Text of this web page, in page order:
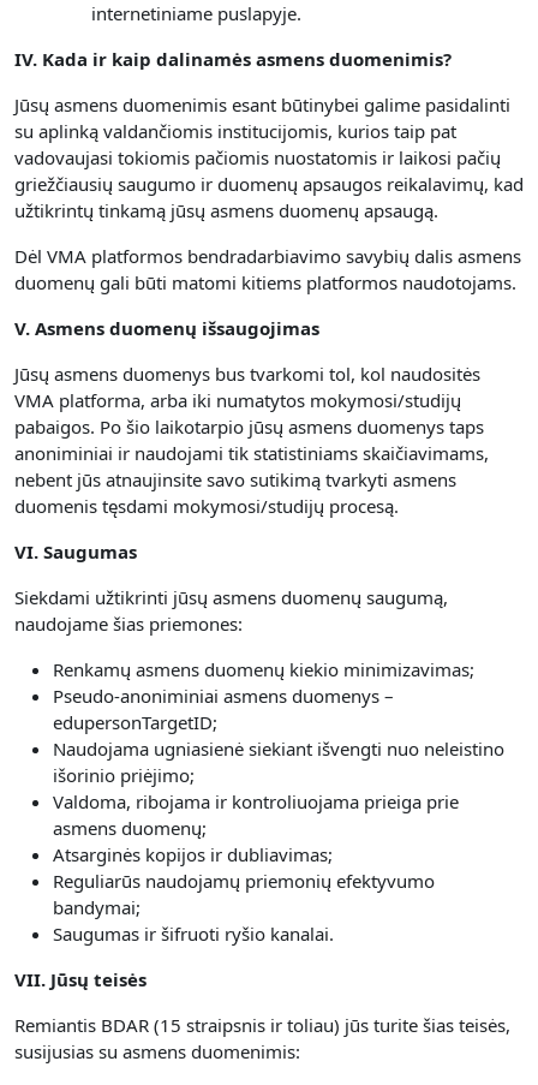
internetiniame puslapyje.
IV. Kada ir kaip dalinamės asmens duomenimis?
Jūsų asmens duomenimis esant būtinybei galime pasidalinti
su aplinką valdančiomis institucijomis, kurios taip pat
vadovaujasi tokiomis pačiomis nuostatomis ir laikosi pačių
griežčiausių saugumo ir duomenų apsaugos reikalavimų, kad
užtikrintų tinkamą jūsų asmens duomenų apsaugą.
Dėl VMA platformos bendradarbiavimo savybių dalis asmens
duomenų gali būti matomi kitiems platformos naudotojams.
V. Asmens duomenų išsaugojimas
Jūsų asmens duomenys bus tvarkomi tol, kol naudositės
VMA platforma, arba iki numatytos mokymosi/studijų
pabaigos. Po šio laikotarpio jūsų asmens duomenys taps
anoniminiai ir naudojami tik statistiniams skaičiavimams,
nebent jūs atnaujinsite savo sutikimą tvarkyti asmens
duomenis tęsdami mokymosi/studijų procesą.
VI. Saugumas
Siekdami užtikrinti jūsų asmens duomenų saugumą,
naudojame šias priemones:
Renkamų asmens duomenų kiekio minimizavimas;
Pseudo-anoniminiai asmens duomenys –
edupersonTargetID;
Naudojama ugniasienė siekiant išvengti nuo neleistino
išorinio priėjimo;
Valdoma, ribojama ir kontroliuojama prieiga prie
asmens duomenų;
Atsarginės kopijos ir dubliavimas;
Reguliarūs naudojamų priemonių efektyvumo
bandymai;
Saugumas ir šifruoti ryšio kanalai.
VII. Jūsų teisės
Remiantis BDAR (15 straipsnis ir toliau) jūs turite šias teisės,
susijusias su asmens duomenimis: